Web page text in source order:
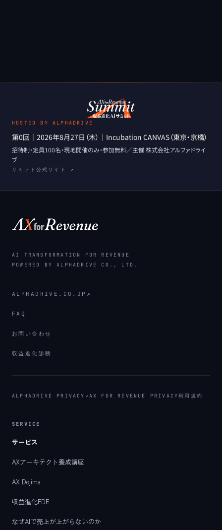
HOSTED BY ALPHADRIVE
第0回 ｜ 2026年8月27日（木） ｜ Incubation CANVAS（東京・京橋）
招待制・定員100名・現地開催のみ・参加無料／主催株式会社アルファドライ
ブ
サミット公式サイト ↗
AI TRANSFORMATION FOR REVENUE
POWERED BY ALPHADRIVE CO., LTD.
ALPHADRIVE.CO.JP ↗
FAQ
お問い合わせ
収益進化診断
ALPHADRIVE PRIVACY ↗ AX FOR REVENUE PRIVACY利用規約
SERVICE
サービス
AXアーキテクト養成講座
AX Dejima
収益進化FDE
なぜAIで売上が上がらないのか